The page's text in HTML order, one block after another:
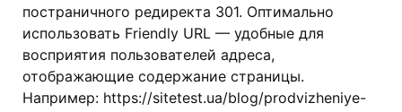
постраничного редиректа 301. Оптимально
использовать Friendly URL — удобные для
восприятия пользователей адреса,
отображающие содержание страницы.
Например: https://sitetest.ua/blog/prodvizheniye-